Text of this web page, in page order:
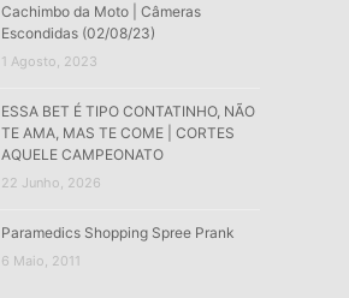
Cachimbo da Moto | Câmeras
Escondidas (02/08/23)
1 Agosto, 2023
ESSA BET É TIPO CONTATINHO, NÃO
TE AMA, MAS TE COME | CORTES
AQUELE CAMPEONATO
22 Junho, 2026
Paramedics Shopping Spree Prank
6 Maio, 2011